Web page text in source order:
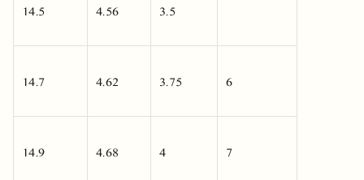
14.5 4.56 3.5
14.7 4.62 3.75 6
14.9 4.68 4 7